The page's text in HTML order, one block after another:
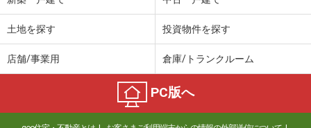
土地を探す 投資物件を探す
店舗/事業用 倉庫/トランクルーム
PC版へ